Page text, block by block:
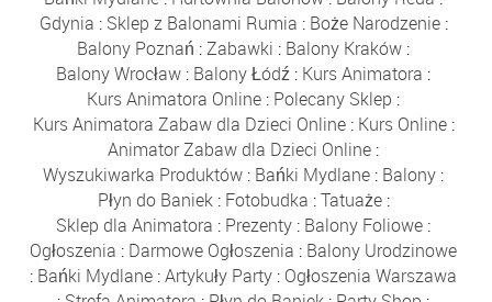
Gdynia : Sklep z Balonami Rumia : Boże Narodzenie:
Balony Poznań :Zabawki : Balony Kraków :
Balony Wrocław : Balony Łódź : Kurs Animatora :
Kurs Animatora Online : Polecany Sklep :
Kurs Animatora Zabaw dla Dzieci Online: Kurs Online:
Animator Zabaw dla Dzieci Online :
Wyszukiwarka Produktów : Bańki Mydlane : Balony :
Płyn do Baniek: Fotobudka :Tatuaże:
Sklep dla Animatora : Prezenty : Balony Foliowe :
Ogłoszenia : Darmowe Ogłoszenia : Balony Urodzinowe
: Bańki Mydlane :Artykuły Party : Ogłoszenia Warszawa